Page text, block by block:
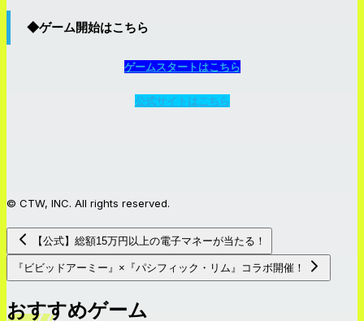
◆ゲーム開始はこちら
ゲームスタートはこちら
公式サイトはこちら
© CTW, INC. All rights reserved.
【公式】総額15万円以上の電子マネーが当たる！
『ビビッドアーミー』×『パシフィック・リム』コラボ開催！
おすすめゲーム